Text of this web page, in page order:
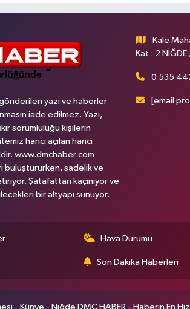
yazı ve haberler
iade edilmez. Yazı,
sorumluluğu kişilerin
harici açılan harici
www.dmchaber.com
buluştururken, sadelik ve
Şatafattan kaçınıyor ve
bir altyapı sunuyor.
Kale
Kat : 2 NİĞDE
0 535
[email
Hava Durumu
Son Dakika Haberleri
Künye - Niğde DMC HABER - Haberin En